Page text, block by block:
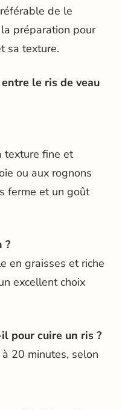
de le
préparation pour
sa texture.
le ris de veau
texture fine et
ou aux rognons
ferme et un goût
?
en graisses et riche
excellent choix
pour cuire un ris ?
20 minutes, selon